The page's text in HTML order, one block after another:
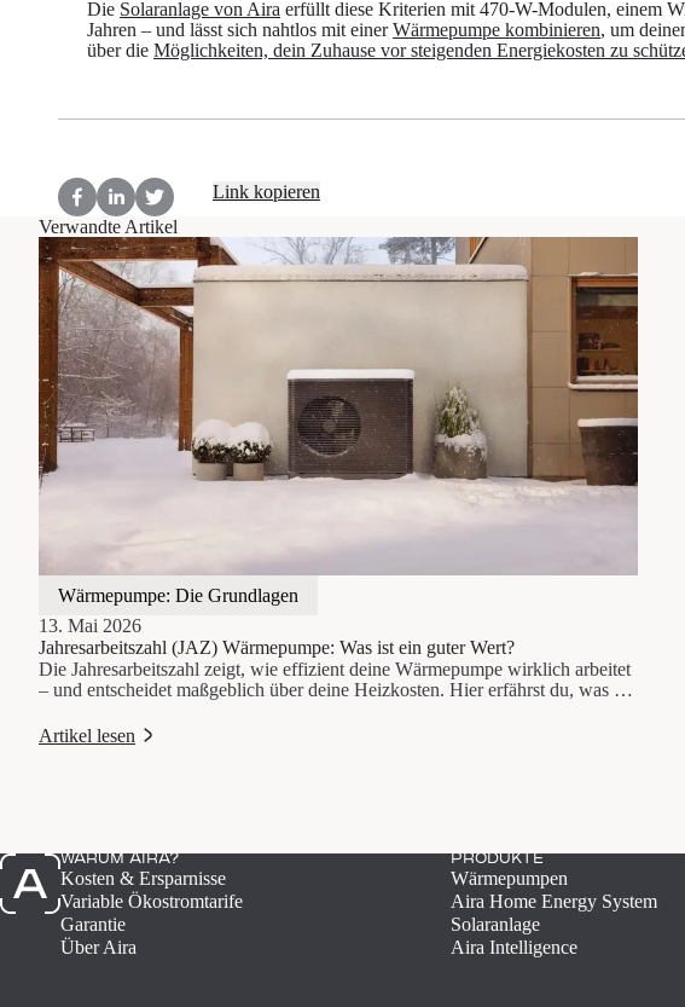
Die Solaranlage von Aira erfüllt diese Kriterien mit 470-W-Modulen, einem
Jahren – und lässt sich nahtlos mit einerWärmepumpe kombinieren, um
über die Möglichkeiten, dein Zuhause vor steigenden Energiekosten zu
Link kopieren
Verwandte Artikel
Wärmepumpe: Die Grundlagen
13. Mai 2026
Jahresarbeitszahl (JAZ) Wärmepumpe: Was ist ein guter Wert?
Die Jahresarbeitszahl zeigt, wie effizient deine Wärmepumpe wirklich arbeitet
– und entscheidet maßgeblich über deine Heizkosten. Hier erfährst du, was ein
Artikel lesen
WARUM AIRA?
Kosten & Ersparnisse
Variable Ökostromtarife
Garantie
Über Aira
PRODUKTE
Wärmepumpen
Aira Home Energy System
Solaranlage
Aira Intelligence